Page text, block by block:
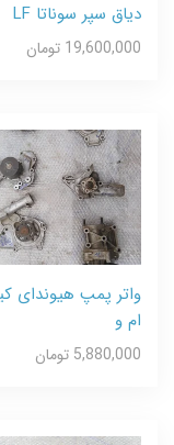
دیاق سپر سوناتا LF
19,600,000 تومان
واتر پمپ هیوندای
ام و
5,880,000 تومان